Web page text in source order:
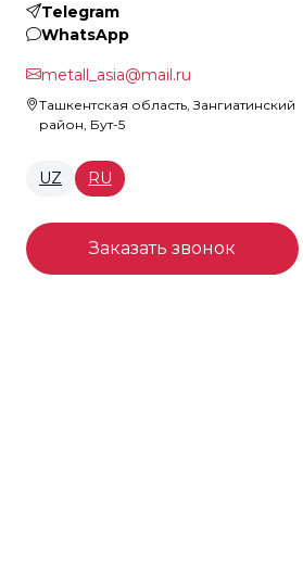
Telegram
WhatsApp
metall_asia@mail.ru
Ташкентская область, Зангиатинский
район, Бут-5
UZ RU
Заказать звонок